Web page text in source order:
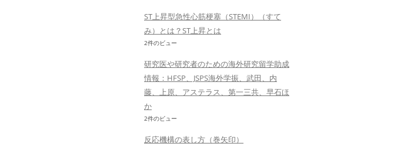
ST上昇型急性心筋梗塞（STEMI）（すて
み）とは？ST上昇とは
2件のビュー
研究医や研究者のための海外研究留学助成
情報：HFSP、JSPS海外学振、武田、内
藤、上原、アステラス、第一三共、早石ほ
か
2件のビュー
反応機構の表し方（巻矢印）